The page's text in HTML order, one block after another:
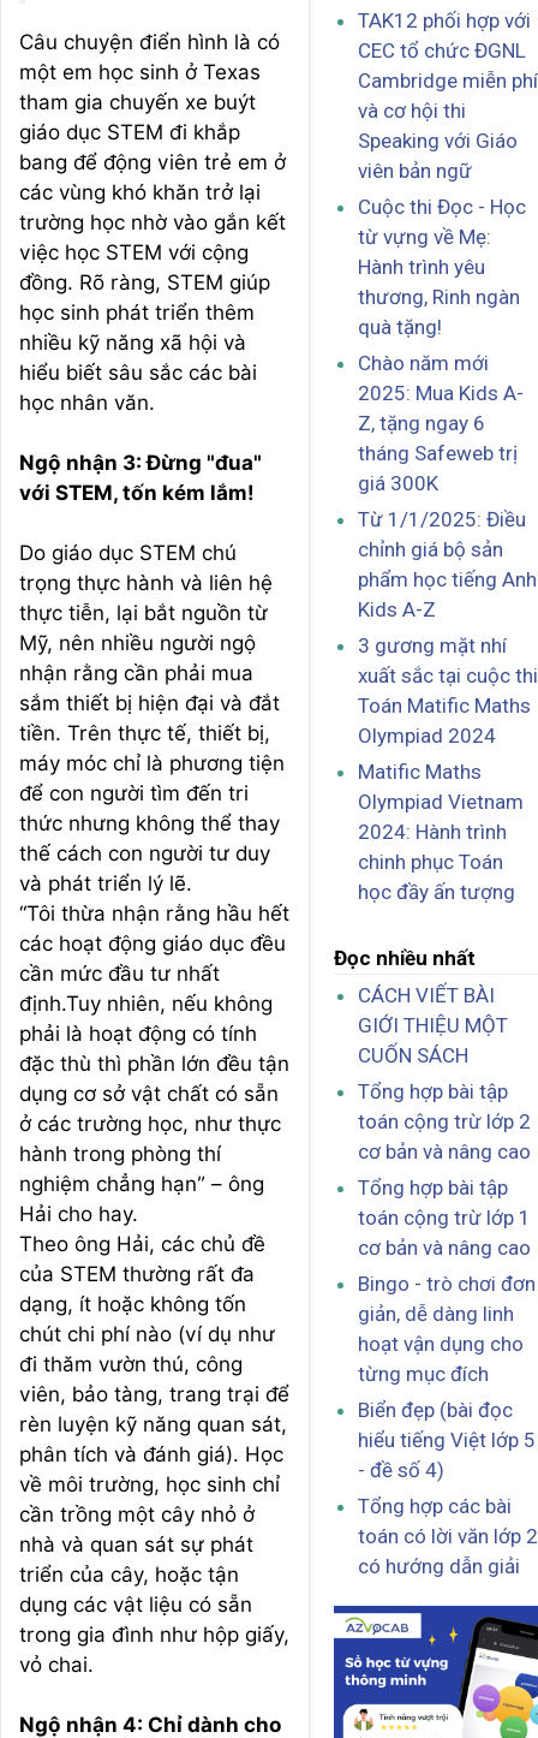
Câu chuyện điển hình là có
một em học sinh ở Texas
tham gia chuyến xe buýt
giáo dục STEM đi khắp
bang để động viên trẻ em ở
các vùng khó khăn trở lại
trường học nhờ vào gắn kết
việc học STEM với cộng
đồng. Rõ ràng, STEM giúp
học sinh phát triển thêm
nhiều kỹ năng xã hội và
hiểu biết sâu sắc các bài
học nhân văn.
Ngộ nhận 3: Đừng "đua"
với STEM, tốn kém lắm!
Do giáo dục STEM chú
trọng thực hành và liên hệ
thực tiễn, lại bắt nguồn từ
Mỹ, nên nhiều người ngộ
nhận rằng cần phải mua
sắm thiết bị hiện đại và đắt
tiền. Trên thực tế, thiết bị,
máy móc chỉ là phương tiện
để con người tìm đến tri
thức nhưng không thể thay
thế cách con người tư duy
và phát triển lý lẽ.
“Tôi thừa nhận rằng hầu hết
các hoạt động giáo dục đều
cần mức đầu tư nhất
định.Tuy nhiên, nếu không
phải là hoạt động có tính
đặc thù thì phần lớn đều tận
dụng cơ sở vật chất có sẵn
ở các trường học, như thực
hành trong phòng thí
nghiệm chẳng hạn” – ông
Hải cho hay.
Theo ông Hải, các chủ đề
của STEM thường rất đa
dạng, ít hoặc không tốn
chút chi phí nào (ví dụ như
đi thăm vườn thú, công
viên, bảo tàng, trang trại để
rèn luyện kỹ năng quan sát,
phân tích và đánh giá). Học
về môi trường, học sinh chỉ
cần trồng một cây nhỏ ở
nhà và quan sát sự phát
triển của cây, hoặc tận
dụng các vật liệu có sẵn
trong gia đình như hộp giấy,
vỏ chai.
Ngộ nhận 4: Chỉ dành cho
TAK12 phối hợp với
CEC tổ chức ĐGNL
Cambridge miễn phí
và cơ hội thi
Speaking với Giáo
viên bản ngữ
Cuộc thi Đọc - Học
từ vựng về Mẹ:
Hành trình yêu
thương, Rinh ngàn
quà tặng!
Chào năm mới
2025: Mua Kids A-
Z, tặng ngay 6
tháng Safeweb trị
giá 300K
Từ 1/1/2025: Điều
chỉnh giá bộ sản
phẩm học tiếng Anh
Kids A-Z
3 gương mặt nhí
xuất sắc tại cuộc thi
Toán Matific Maths
Olympiad 2024
Matific Maths
Olympiad Vietnam
2024: Hành trình
chinh phục Toán
học đầy ấn tượng
Đọc nhiều nhất
CÁCH VIẾT BÀI
GIỚI THIỆU MỘT
CUỐN SÁCH
Tổng hợp bài tập
toán cộng trừ lớp 2
cơ bản và nâng cao
Tổng hợp bài tập
toán cộng trừ lớp 1
cơ bản và nâng cao
Bingo - trò chơi đơn
giản, dễ dàng linh
hoạt vận dụng cho
từng mục đích
Biển đẹp (bài đọc
hiểu tiếng Việt lớp 5
- đề số 4)
Tổng hợp các bài
toán có lời văn lớp 2
có hướng dẫn giải